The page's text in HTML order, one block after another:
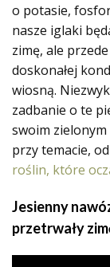
o potasie,
nasze iglaki
zimę, ale
doskonałej
wiosną.
zadbanie o te
swoim zielonym
przy temacie,
roślin, które
Jesienny
przetrwały